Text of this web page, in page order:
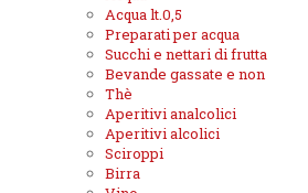
Acqua lt.0,5
Preparati per acqua
Succhi e nettari di frutta
Bevande gassate e non
Thè
Aperitivi analcolici
Aperitivi alcolici
Sciroppi
Birra